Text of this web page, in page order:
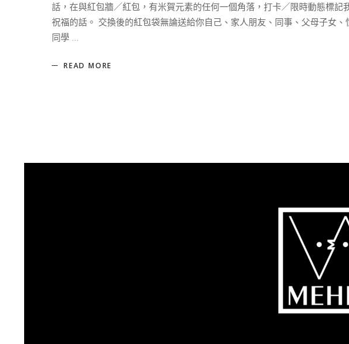
話，在與紅包牆／紅包，有米賀元素的任何一個角落，打卡／限時動態標
祝福的話。 交換後的紅包袋無論送給你自己、家人朋友、同事、父母子女
同學
READ MORE